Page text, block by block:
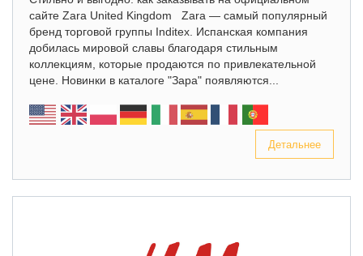
сайте Zara United Kingdom Zara — самый популярный
бренд торговой группы Inditex. Испанская компания
добилась мировой славы благодаря стильным
коллекциям, которые продаются по привлекательной
цене. Новинки в каталоге "Зара" появляются...
Детальнее